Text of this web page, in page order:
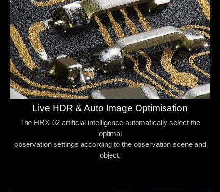
Live HDR & Auto Image Optimisation
The HRX-02 artificial intelligence automatically select the
optimal
observation settings according to the observation scene and
object.